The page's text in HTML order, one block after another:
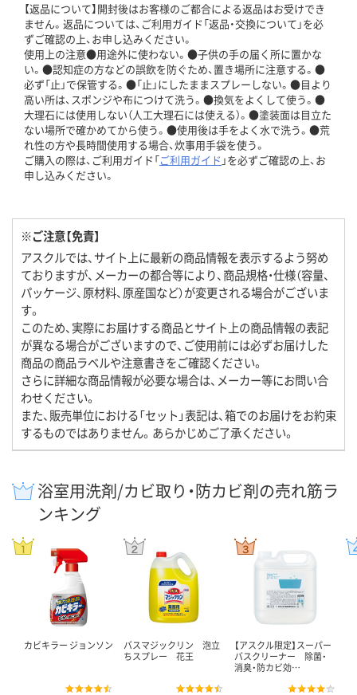
【返品について】開封後はお客様のご都合による返品はお受けでき
ません。返品については、ご利用ガイド「返品・交換について」を必
ずご確認の上、お申し込みください。
使用上の注意●用途外に使わない。●子供の手の届く所に置かな
い。●認知症の方などの誤飲を防ぐため、置き場所に注意する。●
必ず「止」で保管する。●「止」にしたままスプレーしない。●目より
高い所は、スポンジや布につけて洗う。●換気をよくして使う。●
大理石には使用しない（人工大理石には使える）。●塗装面は目立た
ない場所で確かめてから使う。●使用後は手をよく水で洗う。●荒
れ性の方や長時間使用する場合、炊事用手袋を使う。
ご購入の際は、ご利用ガイド「ご利用ガイド 」を必ずご確認の上、お
申し込みください。
※ご注意【免責】
アスクルでは、サイト上に最新の商品情報を表示するよう努め
ておりますが、メーカーの都合等により、商品規格・仕様（容量、
パッケージ、原材料、原産国など）が変更される場合がございま
す。
このため、実際にお届けする商品とサイト上の商品情報の表記
が異なる場合がございますので、ご使用前には必ずお届けした
商品の商品ラベルや注意書きをご確認ください。
さらに詳細な商品情報が必要な場合は、メーカー等にお問い合
わせください。
また、販売単位における「セット」表記は、箱でのお届けをお約束
するものではありません。あらかじめご了承ください。
浴室用洗剤/カビ取り・防カビ剤の売れ筋ラ
ンキング
カビキラー ジョンソン
バスマジックリン 泡立
ちスプレー 花王
【アスクル限定】スーパー
バスクリーナー 除菌・
消臭・防カビ効…